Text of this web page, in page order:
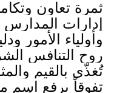
ثمرة تعاون
إدارات المدارس
وأولياء الأمور
روح التنافس
تُغذّى بالقيم
تفوقاً يرفع اسم